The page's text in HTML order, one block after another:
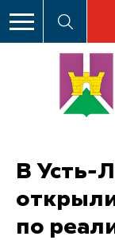
В Усть-
по